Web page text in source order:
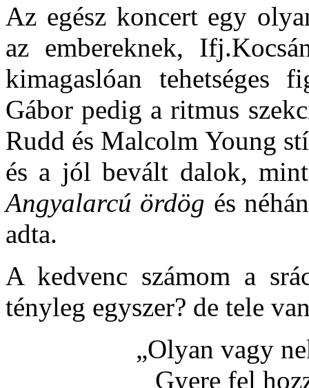
Az egész koncert egy
az embereknek,
kimagaslóan tehetséges
Gábor pedig a ritmus
Rudd és Malcolm Young
és a jól bevált dalok,
Angyalarcú ördög és
adta.
A kedvenc számom a
tényleg egyszer? de tele
„Olyan vagy
Gyere fel